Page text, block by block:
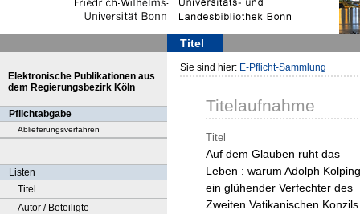
Titel
Elektronische Publikationen aus
dem Regierungsbezirk Köln
Pflichtabgabe
Ablieferungsverfahren
Listen
Titel
Autor / Beteiligte
Sie sind hier: E-Pflicht-Sammlung
Titelaufnahme
Titel
Auf dem Glauben ruht das
Leben : warum Adolph Kolping
ein glühender Verfechter des
Zweiten Vatikanischen Konzils